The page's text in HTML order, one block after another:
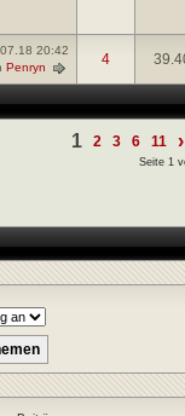
20:42
Penryn 4
1 2 3 6 11 ›
Seite 1